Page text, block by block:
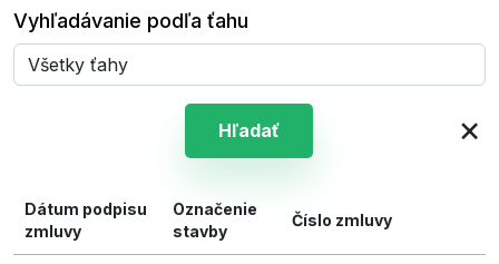
Vyhľadávanie podľa ťahu
Hľadať ×
Dátum podpisu
zmluvy
Označenie
stavby
Číslo zmluvy